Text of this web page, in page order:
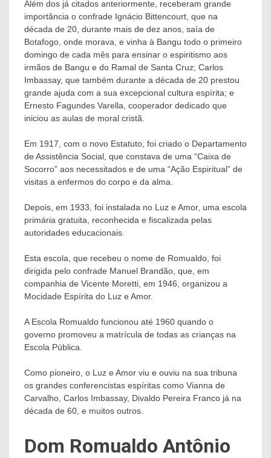
Além dos já citados anteriormente, receberam grande
importância o confrade Ignácio Bittencourt, que na
década de 20, durante mais de dez anos, saía de
Botafogo, onde morava, e vinha à Bangu todo o primeiro
domingo de cada mês para ensinar o espiritismo aos
irmãos de Bangu e do Ramal de Santa Cruz; Carlos
Imbassay, que também durante a década de 20 prestou
grande ajuda com a sua excepcional cultura espírita; e
Ernesto Fagundes Varella, cooperador dedicado que
iniciou as aulas de moral cristã.
Em 1917, com o novo Estatuto, foi criado o Departamento
de Assistência Social, que constava de uma “Caixa de
Socorro” aos necessitados e de uma “Ação Espiritual” de
visitas a enfermos do corpo e da alma.
Depois, em 1933, foi instalada no Luz e Amor, uma escola
primária gratuita, reconhecida e fiscalizada pelas
autoridades educacionais.
Esta escola, que recebeu o nome de Romualdo, foi
dirigida pelo confrade Manuel Brandão, que, em
companhia de Vicente Moretti, em 1946, organizou a
Mocidade Espírita do Luz e Amor.
A Escola Romualdo funcionou até 1960 quando o
governo promoveu a matrícula de todas as crianças na
Escola Pública.
Como pioneiro, o Luz e Amor viu e ouviu na sua tribuna
os grandes conferencistas espíritas como Vianna de
Carvalho, Carlos Imbassay, Divaldo Pereira Franco já na
década de 60, e muitos outros.
Dom Romualdo Antônio